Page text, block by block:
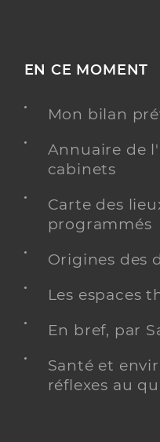
EN CE MOMENT
Mon bilan
Annuaire de
cabinets
Carte des
programmés
Origines des
Les espaces
En bref, par
Santé et
réflexes au